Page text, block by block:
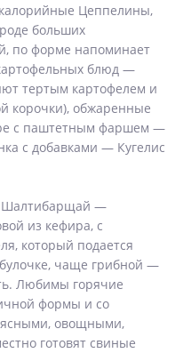
Цеппелины,
больших
по форме напоминает
блюд —
тертым картофелем и
корочки), обжаренные
с паштетным фаршем —
с добавками — Кугелис
Шалтибарщай —
из кефира, с
который подается
чаще грибной —
Любимы горячие
формы и со
овощными,
готовят свиные